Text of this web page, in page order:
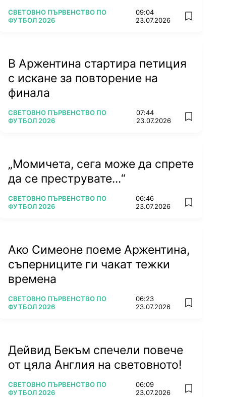
ПОВЕЧЕ ОТ
СВЕТОВНО ПЪРВЕНСТВО ПО
ФУТБОЛ 2026
09:04
23.07.2026
add
В Аржентина стартира петиция
с искане за повторение на
финала
ПОВЕЧЕ ОТ
СВЕТОВНО ПЪРВЕНСТВО ПО
ФУТБОЛ 2026
07:44
23.07.2026
add
„Момичета, сега може да спрете
да се преструвате...“
ПОВЕЧЕ ОТ
СВЕТОВНО ПЪРВЕНСТВО ПО
ФУТБОЛ 2026
06:46
23.07.2026
add
Ако Симеоне поеме Аржентина,
съперниците ги чакат тежки
времена
ПОВЕЧЕ ОТ
СВЕТОВНО ПЪРВЕНСТВО ПО
ФУТБОЛ 2026
06:23
23.07.2026
add
Дейвид Бекъм спечели повече
от цяла Англия на световното!
ПОВЕЧЕ ОТ
СВЕТОВНО ПЪРВЕНСТВО ПО
ФУТБОЛ 2026
06:09
23.07.2026
add